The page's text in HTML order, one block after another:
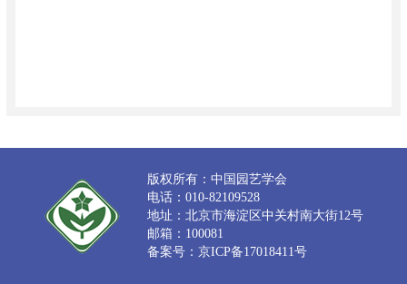
版权所有：中国园艺学会
电话：010-82109528
地址：北京市海淀区中关村南大街12号
邮箱：100081
备案号：京ICP备17018411号